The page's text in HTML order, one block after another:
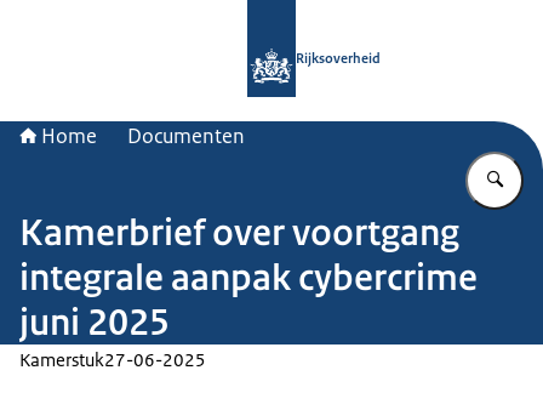
Rijksoverheid
Home Documenten
Kamerbrief over voortgang
integrale aanpak cybercrime
juni 2025
Kamerstuk27-06-2025